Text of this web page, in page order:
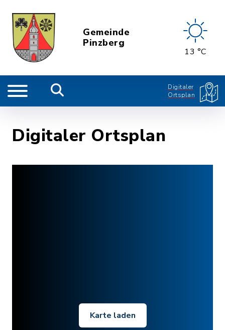
Gemeinde
Pinzberg
13 °C
Digitaler
Ortsplan
Digitaler Ortsplan
Karte laden